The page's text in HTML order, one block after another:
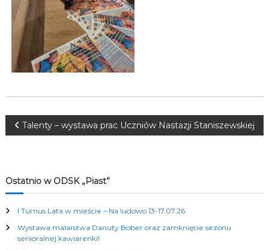
K
u
l
t
u
r
a
c
h
N
w
i
g
Talenty – wystawa prac Uczniów Nastazji Staniszewskiej
Ostatnio w ODSK „Piast”
I Turnus Lata w mieście – Na ludowo 13-17.07.26
Wystawa malarstwa Danuty Bober oraz zamknięcie sezonu
senioralnej kawiarenki!